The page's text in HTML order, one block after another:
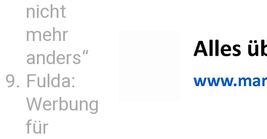
nicht
mehr
anders“
Fulda:
Werbung
für